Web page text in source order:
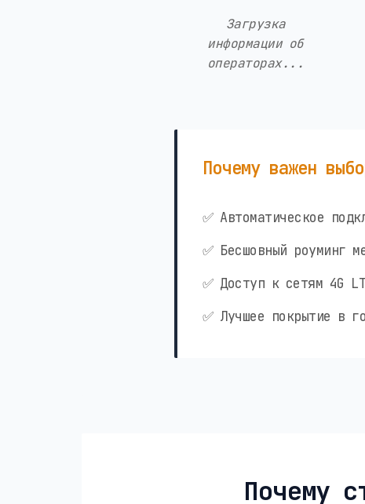
Загрузка
информации об
операторах...
Почему важен
✅ Автоматическое
✅ Бесшовный роуминг
✅ Доступ к сетям 4G
✅ Лучшее покрытие в
Почему